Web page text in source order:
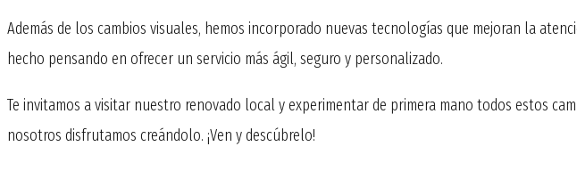
Además de los cambios visuales, hemos incorporado nuevas tecnologías que mejoran la
hecho pensando en ofrecer un servicio más ágil, seguro y personalizado.
Te invitamos a visitar nuestro renovado local y experimentar de primera mano todos estos
nosotros disfrutamos creándolo. ¡Ven y descúbrelo!